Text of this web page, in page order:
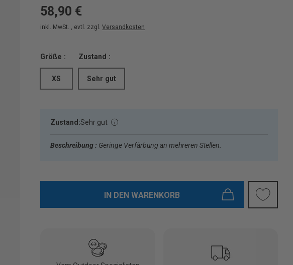
58,90 €
inkl. MwSt. , evtl. zzgl.Versandkosten
Größe :
XS
Zustand :
Sehr gut
Zustand:Sehr gut
Beschreibung : Geringe Verfärbung an mehreren Stellen.
IN DEN WARENKORB